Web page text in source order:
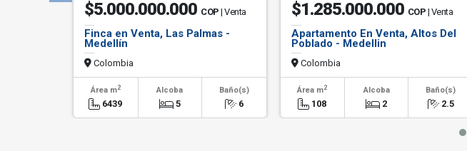
$5.000.000.000 COP | Venta
Finca en Venta, Las Palmas -
Medellín
Colombia
Área m2
6439
Alcoba
5
Baño(s)
6
$1.285.000.000 COP | Venta
Apartamento En Venta, Altos Del
Poblado - Medellin
Colombia
Área m2
108
Alcoba
2
Baño(s)
2.5